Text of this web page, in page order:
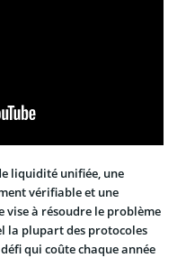
liquidité unifiée, une
vérifiable et une
vise à résoudre le problème
la plupart des protocoles
qui coûte chaque année